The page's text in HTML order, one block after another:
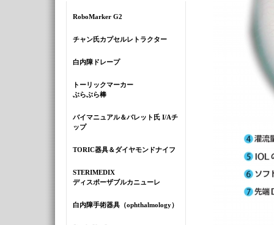
RoboMarker G2
チャン氏カプセルレトラクター
白内障ドレープ
トーリックマーカー
ぶらぶら棒
バイマニュアル＆バレット氏 I/Aチ
ップ
TORIC器具＆ダイヤモンドナイフ
STERIMEDIX
ディスポーザブルカニューレ
白内障手術器具（ophthalmology）